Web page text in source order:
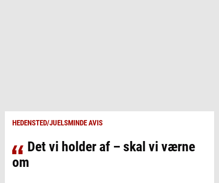
HEDENSTED/JUELSMINDE AVIS
Det vi holder af – skal vi værne
om